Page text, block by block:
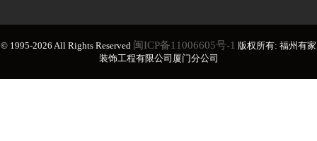
© 1995-2026 All Rights Reserved 闽ICP备11006605号-1 版权所有: 福州有家
装饰工程有限公司厦门分公司